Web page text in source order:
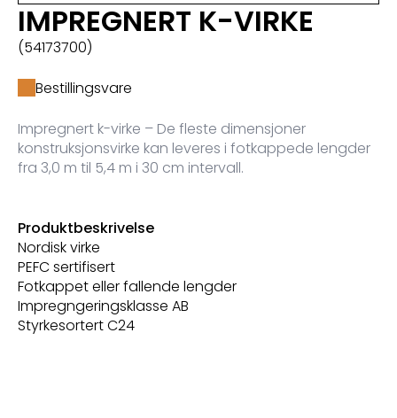
IMPREGNERT K-VIRKE
(54173700)
Bestillingsvare
Impregnert k-virke – De fleste dimensjoner
konstruksjonsvirke kan leveres i fotkappede lengder
fra 3,0 m til 5,4 m i 30 cm intervall.
Produktbeskrivelse
Nordisk virke
PEFC sertifisert
Fotkappet eller fallende lengder
Impregngeringsklasse AB
Styrkesortert C24